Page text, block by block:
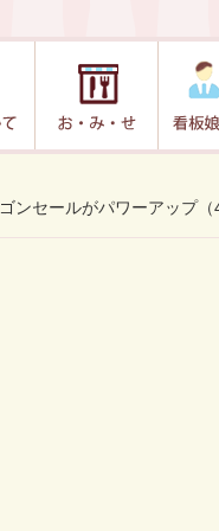
ンセールがパワーアップ（